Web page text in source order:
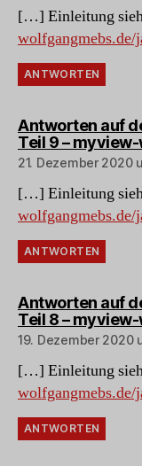
[…] Einleitung
wolfgangmebs.de/
ANTWORTEN
Antworten auf
Teil 9 –
21. Dezember 2020
[…] Einleitung
wolfgangmebs.de/
ANTWORTEN
Antworten auf
Teil 8 –
19. Dezember 2020
[…] Einleitung
wolfgangmebs.de/
ANTWORTEN